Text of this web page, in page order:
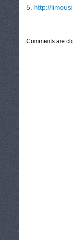
5. http://
Comments are